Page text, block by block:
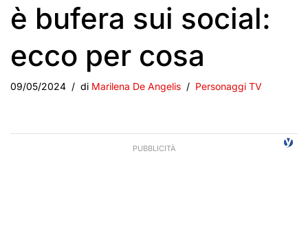
è bufera sui social:
ecco per cosa
09/05/2024 di Marilena De Angelis Personaggi TV